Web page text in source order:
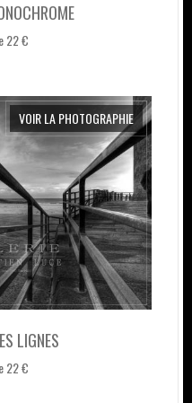
22 €
LIGNES
22 €
VOIR LA PHOTOGRAPHIE